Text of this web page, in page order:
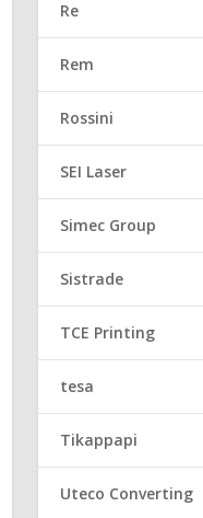
Re
Rem
Rossini
SEI Laser
Simec Group
Sistrade
TCE Printing
tesa
Tikappapi
Uteco Converting